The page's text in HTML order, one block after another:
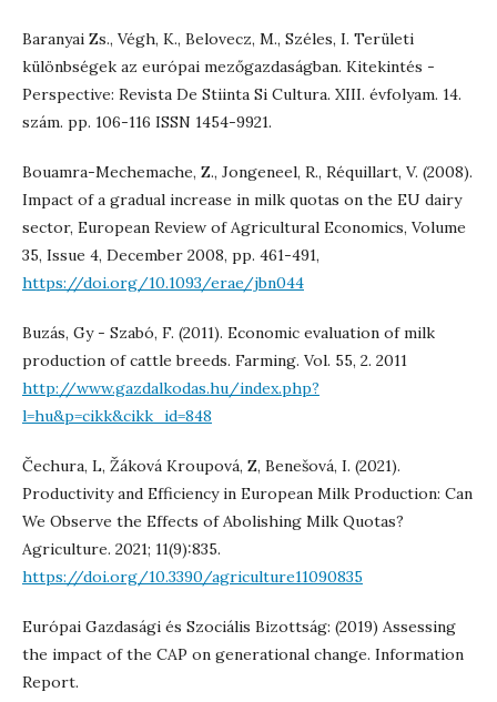
Baranyai Zs., Végh, K., Belovecz, M., Széles, I. Területi
különbségek az európai mezőgazdaságban. Kitekintés -
Perspective: Revista De Stiinta Si Cultura. XIII. évfolyam. 14.
szám. pp. 106-116 ISSN 1454-9921.
Bouamra-Mechemache, Z., Jongeneel, R., Réquillart, V. (2008).
Impact of a gradual increase in milk quotas on the EU dairy
sector, European Review of Agricultural Economics, Volume
35, Issue 4, December 2008, pp. 461-491,
https://doi.org/10.1093/erae/jbn044
Buzás, Gy - Szabó, F. (2011). Economic evaluation of milk
production of cattle breeds. Farming. Vol. 55, 2. 2011
http://www.gazdalkodas.hu/index.php?
l=hu&p=cikk&cikk_id=848
Čechura, L, Žáková Kroupová, Z, Benešová, I. (2021).
Productivity and Efficiency in European Milk Production: Can
We Observe the Effects of Abolishing Milk Quotas?
Agriculture. 2021; 11(9):835.
https://doi.org/10.3390/agriculture11090835
Európai Gazdasági és Szociális Bizottság: (2019) Assessing
the impact of the CAP on generational change. Information
Report.